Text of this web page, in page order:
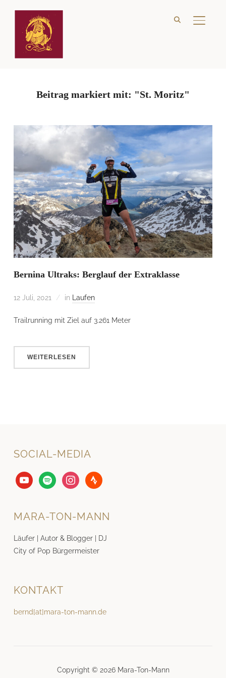
Beitrag markiert mit: "St. Moritz"
Bernina Ultraks: Berglauf der Extraklasse
12 Juli, 2021 in Laufen
Trailrunning mit Ziel auf 3.261 Meter
WEITERLESEN
SOCIAL-MEDIA
youtubespotify instagramstrava
MARA-TON-MANN
Läufer | Autor & Blogger | DJ
City of Pop Bürgermeister
KONTAKT
bernd[at]mara-ton-mann.de
Copyright © 2026 Mara-Ton-Mann